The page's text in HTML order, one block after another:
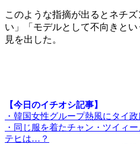
このような指摘が出るとネチ
い」「モデルとして不向きと
見を出した。
【今日のイチオシ記事】
・韓国女性グループ熱風にタイ
・同じ服を着たチャン・ツイィ
テヒは…？